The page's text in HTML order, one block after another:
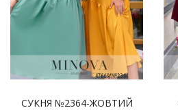
СУКНЯ №2364-ЖОВТИЙ